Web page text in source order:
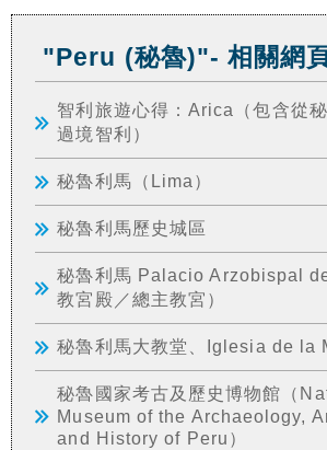
"Peru (秘魯)"- 相關網
智利旅遊心得：Arica（包含從
過境智利）
秘魯利馬（Lima）
秘魯利馬歷史城區
秘魯利馬 Palacio Arzobispal
教宮殿／總主教宮）
秘魯利馬大教堂、Iglesia de la
秘魯國家考古及歷史博物館（
Museum of the Archaeology,
and History of Peru）